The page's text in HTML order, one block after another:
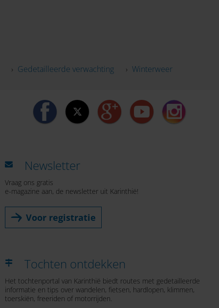
› Gedetailleerde verwachting › Winterweer
Newsletter
Vraag ons gratis
e-magazine aan, de newsletter uit Karinthië!
Voor registratie
Tochten ontdekken
Het tochtenportal van Karinthië biedt routes met gedetailleerde
informatie en tips over wandelen, fietsen, hardlopen, klimmen,
toerskiën, freeriden of motorrijden.